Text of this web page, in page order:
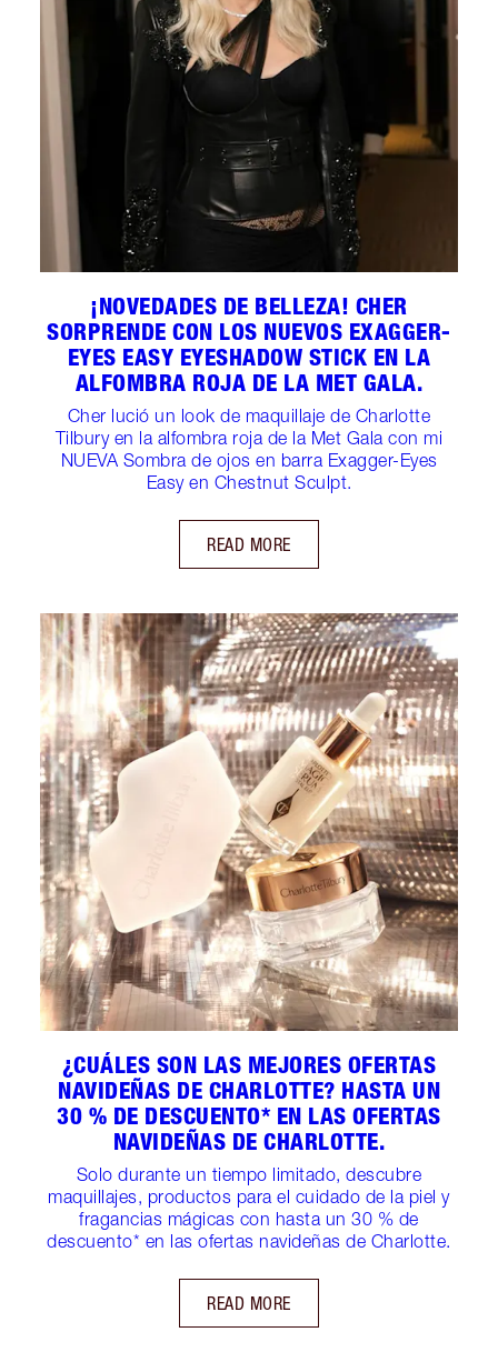
¡NOVEDADES DE BELLEZA! CHER
SORPRENDE CON LOS NUEVOS EXAGGER-
EYES EASY EYESHADOW STICK EN LA
ALFOMBRA ROJA DE LA MET GALA.
Cher lució un look de maquillaje de Charlotte
Tilbury en la alfombra roja de la Met Gala con mi
NUEVA Sombra de ojos en barra Exagger-Eyes
Easy en Chestnut Sculpt.
READ MORE
¿CUÁLES SON LAS MEJORES OFERTAS
NAVIDEÑAS DE CHARLOTTE? HASTA UN
30 % DE DESCUENTO* EN LAS OFERTAS
NAVIDEÑAS DE CHARLOTTE.
Solo durante un tiempo limitado, descubre
maquillajes, productos para el cuidado de la piel y
fragancias mágicas con hasta un 30 % de
descuento* en las ofertas navideñas de Charlotte.
READ MORE